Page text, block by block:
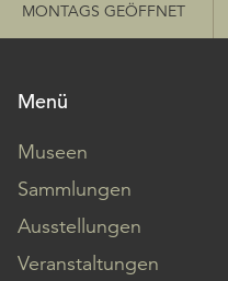
MONTAGS GEÖFFNET
Menü
Museen
Sammlungen
Ausstellungen
Veranstaltungen